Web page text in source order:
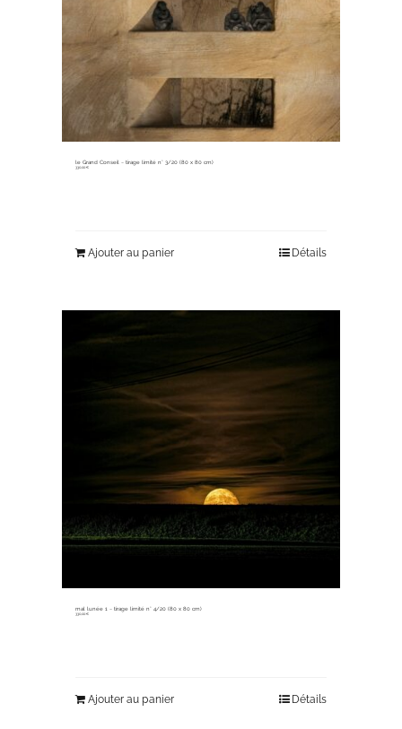
le Grand Conseil ~ tirage limité n° 3/20 (80 x 80 cm)
330,00€
Ajouter au panier Détails
mal lunée 1 ~ tirage limité n° 4/20 (80 x 80 cm)
330,00€
Ajouter au panier Détails